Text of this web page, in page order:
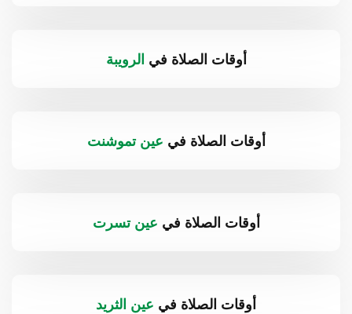
أوقات الصلاة في الرويبة
أوقات الصلاة في عين تموشنت
أوقات الصلاة في عين تسرت
أوقات الصلاة في عين الثريد